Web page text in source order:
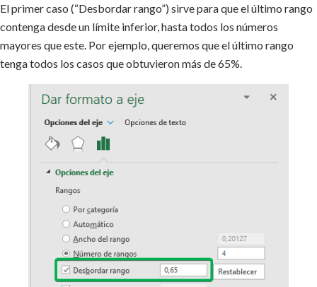
El primer caso (“Desbordar rango”) sirve para que el último rango
contenga desde un límite inferior, hasta todos los números
mayores que este. Por ejemplo, queremos que el último rango
tenga todos los casos que obtuvieron más de 65%.